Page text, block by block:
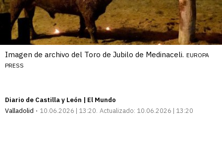
Imagen de archivo del Toro de Jubilo de Medinaceli. EUROPA
PRESS
Diario de Castilla y León | El Mundo
Valladolid
10.06.2026 | 13:20 Actualizado: 10.06.2026 | 13:20